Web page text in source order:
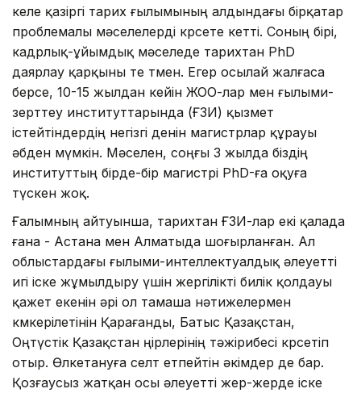
келе қазіргі тарих ғылымының алдындағы бірқатар
проб­лемалы мәселелерді көрсете кетті. Соның бірі,
кадрлық-ұйымдық мәселеде тарихтан PhD
даярлау қарқыны өте төмен. Егер осылай жалғаса
берсе, 10-15 жылдан кейін ЖОО-лар мен ғылыми-
зерттеу институттарында (ҒЗИ) қызмет
істейтіндердің негізгі денін магистрлар құрауы
әбден мүмкін. Мәселен, соңғы 3 жылда біздің
институттың бірде-бір магистрі PhD-ға оқуға
түскен жоқ.
Ғалымның айтуынша, тарихтан ҒЗИ-лар екі қалада
ғана - Астана мен Алматыда шоғырланған. Ал
облыстардағы ғылыми-интел­лек­туалдық әлеуетті
игі іске жұмылдыру үшін жергілікті билік қолдауы
қажет екенін әрі ол тамаша нәтижелермен
көмкерілетінін Қарағанды, Батыс Қазақстан,
Оңтүстік Қазақстан өңір­лерінің тәжірибесі көрсетіп
отыр. Өлке­тануға селт етпейтін әкімдер де бар.
Қозғаусыз жатқан осы әлеуетті жер-жерде іске